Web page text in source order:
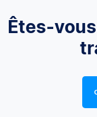
Êtes-